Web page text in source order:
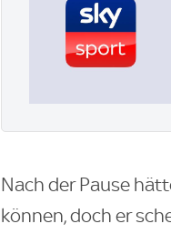
Nach der Pause
können, doch er